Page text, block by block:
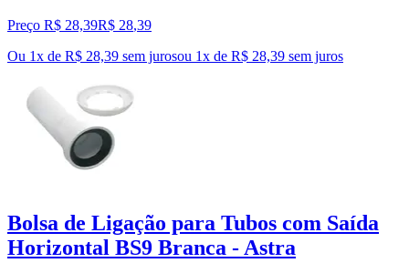
Preço R$ 28,39R$ 28,39
Ou 1x de R$ 28,39 sem jurosou 1x de R$ 28,39 sem juros
Bolsa de Ligação para Tubos com Saída
Horizontal BS9 Branca - Astra